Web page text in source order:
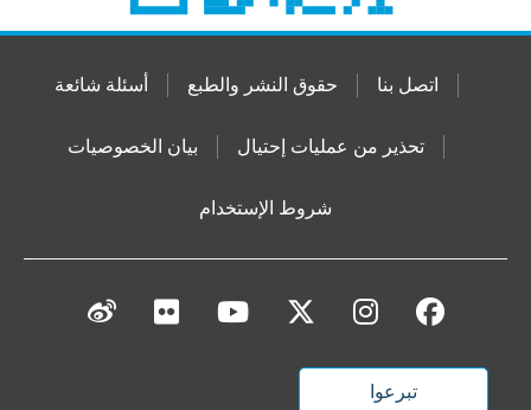
اتصل بنا حقوق النشر والطبع أسئلة شائعة
تحذير من عمليات إحتيال بيان الخصوصيات
شروط الإستخدام
تبرعوا